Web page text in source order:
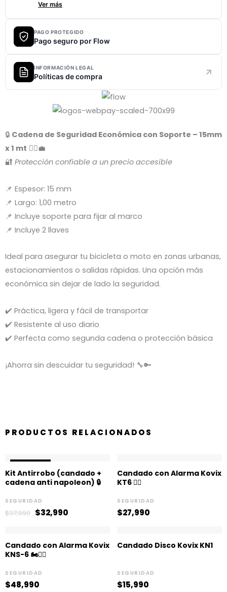
Ver más
PAGO PROTEGIDO
Pago seguro por Flow
INFORMACIÓN LEGAL
Políticas de compra
🔒 Cadena de Seguridad Económica con Soporte – 15mm
x 1 mt 🚴‍♂️💼
🔐 Protección confiable a un precio accesible
📌 Espesor: 15 mm
📌 Largo: 1,00 metro
📌 Incluye soporte para fijar al marco
📌 Incluye 2 llaves
Ideal para asegurar tu bicicleta o moto en zonas urbanas,
estacionamientos o salidas rápidas. Una opción más
económica sin dejar de lado la seguridad.
✔️ Práctica, ligera y fácil de transportar
✔️ Resistente al uso diario
✔️ Perfecta como segunda cadena o protección básica
¡Ahorra sin descuidar tu seguridad! 🔧🔑
PRODUCTOS RELACIONADOS
Kit Antirrobo (candado +
cadena anti napoleon) 🔒
SEGURIDAD
$37,990
El
precio
original
era:
$37,990.
$32,990
precio
actual
es:
Candado con Alarma Kovix
KT6 👮‍♂️
SEGURIDAD
$27,990
Candado con Alarma Kovix
KNS-6 🏍️👮‍♂️
SEGURIDAD
$48,990
Candado Disco Kovix KN1
SEGURIDAD
$15,990